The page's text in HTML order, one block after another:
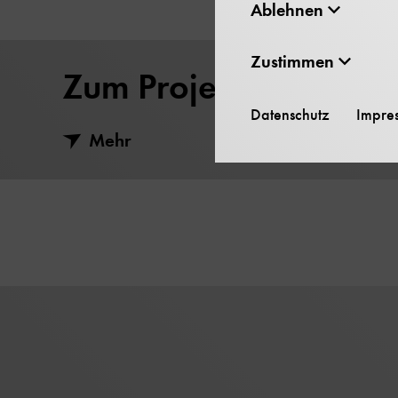
Zum Projekt
Mehr
Ablehnen
Zustimmen
Datenschutz